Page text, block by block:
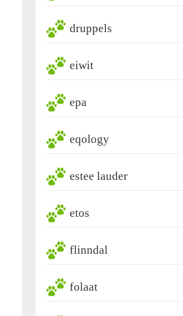
druppels
eiwit
epa
eqology
estee lauder
etos
flinndal
folaat